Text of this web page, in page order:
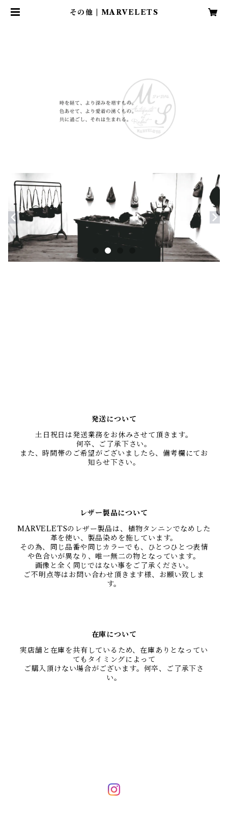
その他 | MARVELETS
発送について
土日祝日は発送業務をお休みさせて頂きます。
何卒、ご了承下さい。
また、時間帯のご希望がございましたら、備考欄にてお
知らせ下さい。
レザー製品について
MARVELETSのレザー製品は、植物タンニンでなめした
革を使い、製品染めを施しています。
その為、同じ品番や同じカラーでも、ひとつひとつ表情
や色合いが異なり、唯一無二の物となっています。
画像と全く同じではない事をご了承ください。
ご不明点等はお問い合わせ頂きます様、お願い致しま
す。
在庫について
実店舗と在庫を共有しているため、在庫ありとなってい
てもタイミングによって
ご購入頂けない場合がございます。何卒、ご了承下さ
い。